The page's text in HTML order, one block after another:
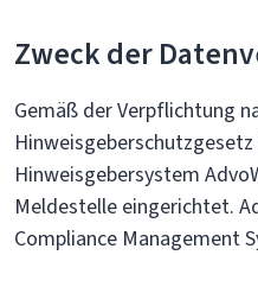
Zweck der
Gemäß der Verpflichtung
Hinweisgebersystem
Meldestelle eingerichtet.
Compliance Management